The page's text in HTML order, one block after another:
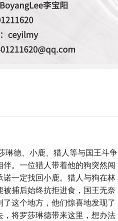
琳德、小鹿、猎人等与国王斗争
。一位猎人带着他的狗突然闯
一定找回小鹿。猎人与狗在林
捕后始终抗拒进食，国王无奈
这个地方，他们惊喜地发现了
将罗莎琳德带来这里，想办法